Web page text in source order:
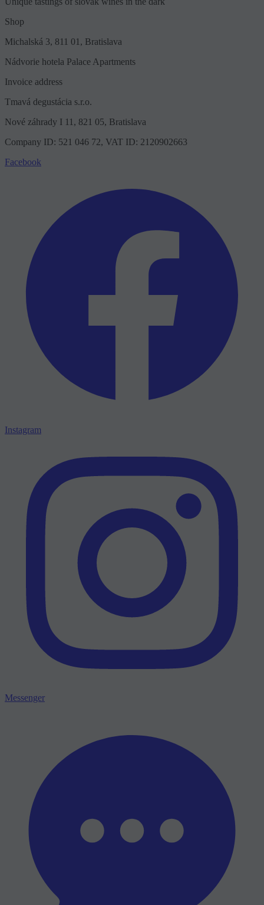
Shop
Michalská 3, 811 01, Bratislava
Nádvorie hotela Palace Apartments
Invoice address
Tmavá degustácia s.r.o.
Nové záhrady I 11, 821 05, Bratislava
Company ID: 521 046 72, VAT ID: 2120902663
Facebook
Instagram
Messenger